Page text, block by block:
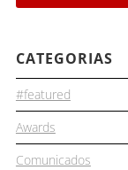
CATEGORIAS
#featured
Awards
Comunicados